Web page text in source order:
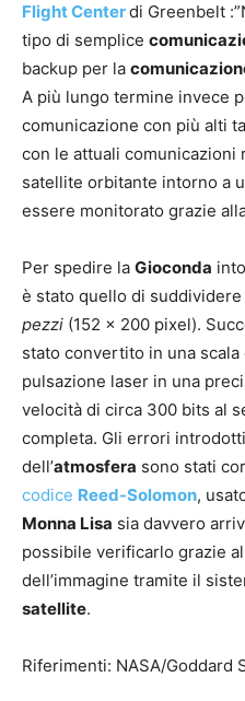
Flight Centerdi Greenbelt
tipo di semplice
backup per la
A più lungo termine invece
comunicazione con più alti
con le attuali comunicazioni
satellite orbitante intorno a
essere monitorato grazie
Per spedire la Gioconda
è stato quello di
pezzi (152 x 200 pixel).
stato convertito in una
pulsazione laser in una
velocità di circa 300 bits al
completa. Gli errori
dell’atmosfera sono stati
codice Reed-Solomon,
Monna Lisa sia davvero
possibile verificarlo grazie
dell’immagine tramite il
satellite.
Riferimenti: NASA/Goddard